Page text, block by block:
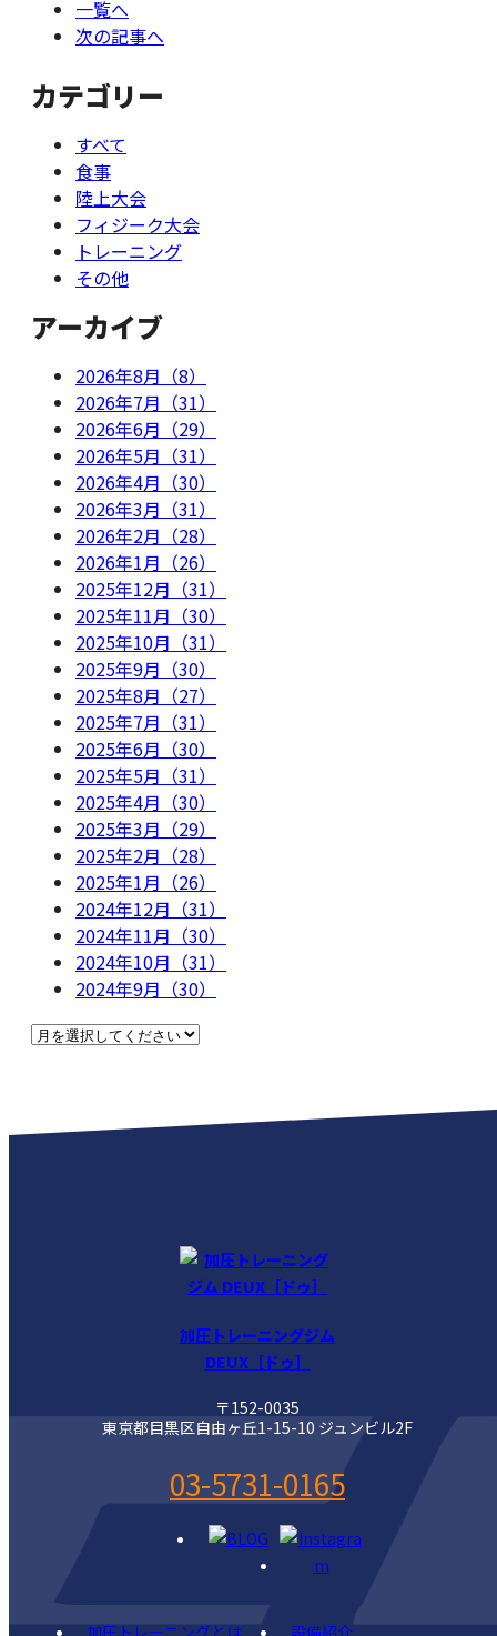
一覧へ
次の記事へ
カテゴリー
すべて
食事
陸上大会
フィジーク大会
トレーニング
その他
アーカイブ
2026年8月（8）
2026年7月（31）
2026年6月（29）
2026年5月（31）
2026年4月（30）
2026年3月（31）
2026年2月（28）
2026年1月（26）
2025年12月（31）
2025年11月（30）
2025年10月（31）
2025年9月（30）
2025年8月（27）
2025年7月（31）
2025年6月（30）
2025年5月（31）
2025年4月（30）
2025年3月（29）
2025年2月（28）
2025年1月（26）
2024年12月（31）
2024年11月（30）
2024年10月（31）
2024年9月（30）
加圧トレーニングジム
DEUX［ドゥ］
〒152-0035
東京都目黒区自由ヶ丘1-15-10 ジュンビル2F
03-5731-0165